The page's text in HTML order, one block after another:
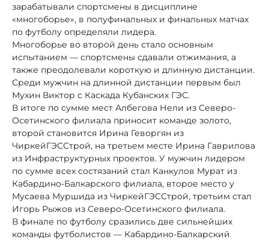
зарабатывали спортсмены в дисциплине
«многоборье», в полуфинальных и финальных матчах
по футболу определяли лидера.
Многоборье во второй день стало основным
испытанием — спортсмены сдавали отжимания, а
также преодолевали короткую и длинную дистанции.
Среди мужчин на длинной дистанции первым был
Мухин Виктор с Каскада Кубанских ГЭС.
В итоге по сумме мест Албегова Нели из Северо-
Осетинского филиала приносит команде золото,
второй становится Ирина Геворгян из
ЧиркейГЭССтрой, на третьем месте Ирина Гаврилова
из Инфраструктурных проектов. У мужчин лидером
по сумме всех состязаний стал Канкулов Мурат из
Кабардино-Балкарского филиала, второе место у
Мусаева Муршида из ЧиркейГЭССтрой, третьим стал
Игорь Рыжов из Северо-Осетинского филиала.
В финале по футболу сразились две сильнейших
команды футболистов — Кабардино-Балкарский